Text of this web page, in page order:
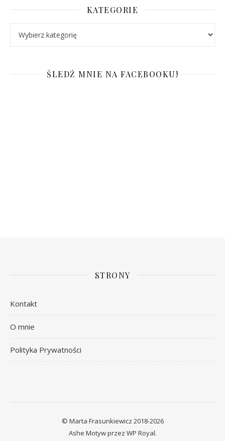
KATEGORIE
ŚLEDŹ MNIE NA FACEBOOKU!
STRONY
Kontakt
O mnie
Polityka Prywatności
© Marta Frasunkiewicz 2018-2026
Ashe Motyw przez WP Royal.